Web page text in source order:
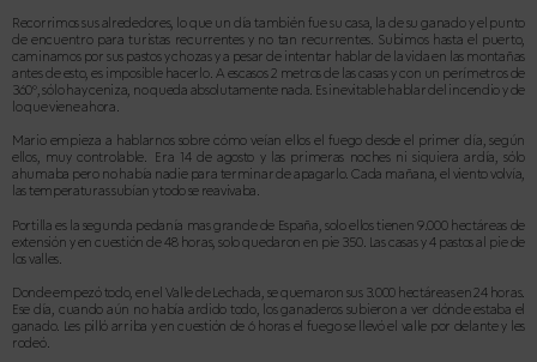
Recorrimos sus alrededores, lo que un día también fue su casa, la de su ganado y el punto
de encuentro para turistas recurrentes y no tan recurrentes. Subimos hasta el puerto,
caminamos por sus pastos y chozas y a pesar de intentar hablar de la vida en las montañas
antes de esto, es imposible hacerlo. A escasos 2 metros de las casas y con un perímetros de
360º, sólo hay ceniza, no queda absolutamente nada. Es inevitable hablar del incendio y de
lo que viene ahora.
Mario empieza a hablarnos sobre cómo veían ellos el fuego desde el primer día, según
ellos, muy controlable. Era 14 de agosto y las primeras noches ni siquiera ardía, sólo
ahumaba pero no había nadie para terminar de apagarlo. Cada mañana, el viento volvía,
las temperaturas subían y todo se reavivaba.
Portilla es la segunda pedanía mas grande de España, solo ellos tienen 9.000 hectáreas de
extensión y en cuestión de 48 horas, solo quedaron en pie 350. Las casas y 4 pastos al pie de
los valles.
Donde empezó todo, en el Valle de Lechada, se quemaron sus 3.000 hectáreas en 24 horas.
Ese día, cuando aún no había ardido todo, los ganaderos subieron a ver dónde estaba el
ganado. Les pilló arriba y en cuestión de 6 horas el fuego se llevó el valle por delante y les
rodeó.